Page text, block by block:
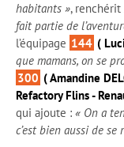
habitants »,
fait partie de
l’équipage 144 (
que mamans, on se
300 ( Amandine
Refactory Flins -
qui ajoute : « On a
c’est bien aussi de